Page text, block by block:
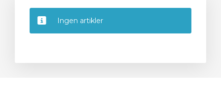
Ingen artikler